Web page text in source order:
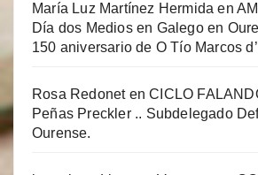
María Luz Martínez Hermida en
Día dos Medios en Galego en
150 aniversario de O Tío Marcos
Rosa RedonetenCICLO
Peñas Preckler .. Subdelegado
Ourense.